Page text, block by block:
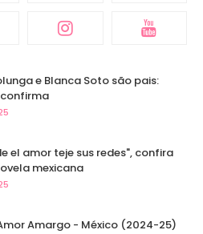
e Blanca Soto são pais:
el amor teje sus redes", confira
mexicana
Amargo - México (2024-25)